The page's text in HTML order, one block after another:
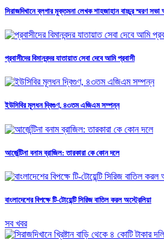
সিরাজদিখানে ব্লগার মুক্তমনা লেখক শাহজাহান বাচ্চুর স্মরণ সভা
প্রবাসীদের বিমানবন্দর যাতায়াত সেবা দেবে আমি প্রবাসী
ইউসিবির মূলধন দ্বিগুণ, ৪৩তম এজিএম সম্পন্ন
আর্জেন্টিনা বনাম ব্রাজিল: তারকারা কে কোন দলে
বাংলাদেশের বিপক্ষে টি-টোয়েন্টি সিরিজ বাতিল করল অস্ট্রেলিয়া
সব খবর